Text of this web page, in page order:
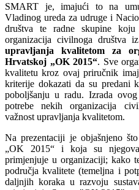
SMART je, imajući to na
Vladinog ureda za udruge i
društva te radne skupine
organizacija civilnoga društva
upravljanja kvalitetom za
Hrvatskoj „OK 2015“. Sve
kvalitetu kroz ovaj priručnik
kriterije dokazati da su predani
poboljšanju u radu. Izrada
potrebe nekih organizacija
važnost upravljanja kvalitetom.
Na prezentaciji je objašnjeno
„OK 2015“ i koja su
primjenjuje u organizaciji; kako
područja kvalitete (temeljna i
daljnjih koraka u razvoju